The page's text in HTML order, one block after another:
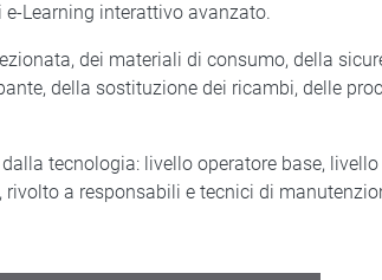
Learning interattivo avanzato.​
dei materiali di consumo, della
della sostituzione dei ricambi, delle
tecnologia: livello operatore base,
a responsabili e tecnici di